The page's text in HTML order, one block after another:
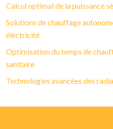
Calcul optimal de la puissance
Solutions de chauffage
électricité
Optimisation du temps de
sanitaire
Technologies avancées des